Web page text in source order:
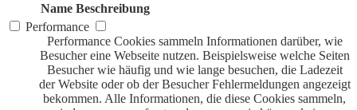
Name Beschreibung
Performance
Performance Cookies sammeln Informationen darüber, wie
Besucher eine Webseite nutzen. Beispielsweise welche Seiten
Besucher wie häufig und wie lange besuchen, die Ladezeit
der Website oder ob der Besucher Fehlermeldungen angezeigt
bekommen. Alle Informationen, die diese Cookies sammeln,